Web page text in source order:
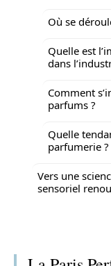
Où se
Quelle est
dans
Comment
parfums ?
Quelle
parfumerie ?
Vers une
sensoriel